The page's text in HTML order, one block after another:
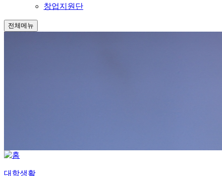
창업지원단
전체메뉴
대학생활